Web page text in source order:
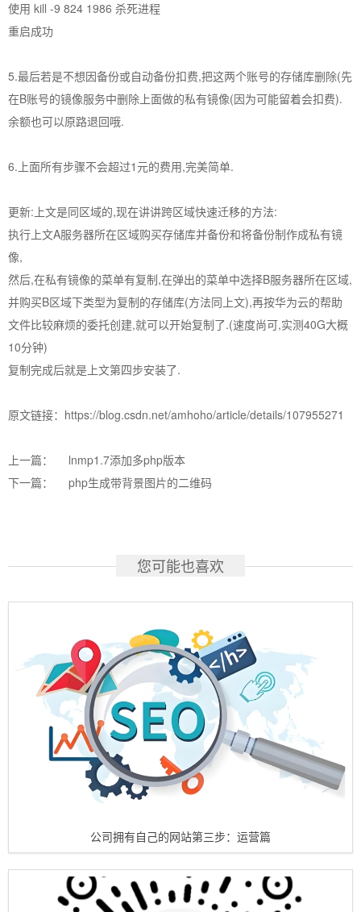
使用 kill -9 824 1986 杀死进程
重启成功
5.最后若是不想因备份或自动备份扣费,把这两个账号的存储库删除(先
在B账号的镜像服务中删除上面做的私有镜像(因为可能留着会扣费).
余额也可以原路退回哦.
6.上面所有步骤不会超过1元的费用,完美简单.
更新:上文是同区域的,现在讲讲跨区域快速迁移的方法:
执行上文A服务器所在区域购买存储库并备份和将备份制作成私有镜
像,
然后,在私有镜像的菜单有复制,在弹出的菜单中选择B服务器所在区域,
并购买B区域下类型为复制的存储库(方法同上文),再按华为云的帮助
文件比较麻烦的委托创建,就可以开始复制了.(速度尚可,实测40G大概
10分钟)
复制完成后就是上文第四步安装了.
原文链接：https://blog.csdn.net/amhoho/article/details/107955271
上一篇：
lnmp1.7添加多php版本
下一篇：
php生成带背景图片的二维码
您可能也喜欢
公司拥有自己的网站第三步：运营篇